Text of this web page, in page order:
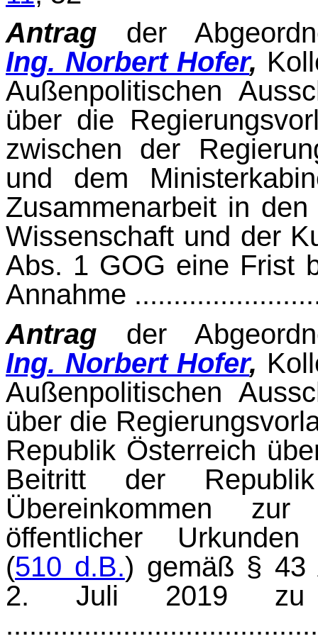
Antrag der
Ing. Norbert Hofer,
Außenpolitischen
über die
zwischen der
und dem
Zusammenarbeit in
Wissenschaft und der
Abs. 1 GOG eine Frist
Annahme
Antrag der
Ing. Norbert Hofer,
Außenpolitischen
über die
Republik Österreich
Beitritt der
Übereinkommen zur
öffentlicher
(510 d.B.) gemäß § 43
2. Juli 2019 zu